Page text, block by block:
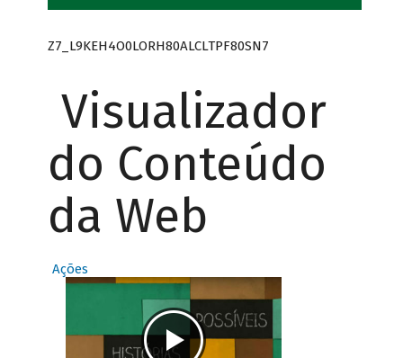
Z7_L9KEH4O0LORH80ALCLTPF80SN7
Visualizador
do Conteúdo
da Web
Ações